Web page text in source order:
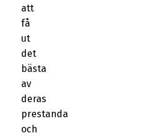
att
få
ut
det
bästa
av
deras
prestanda
och